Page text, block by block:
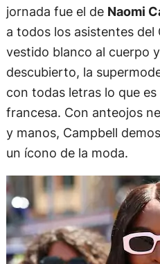
jornada fue el de Naomi
a todos los asistentes del
vestido blanco al cuerpo
descubierto, la
con todas letras lo que
francesa. Con anteojos
y manos, Campbell
un ícono de la moda.